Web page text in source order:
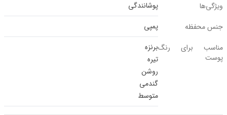
ویژگی‌ها
پوشانندگی
جنس محفظه
پمپی
مناسب برای رنگ
پوست
برنزه
تیره
روشن
گندمی
متوسط